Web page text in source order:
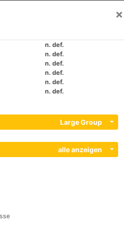
×
n. def.
n. def.
n. def.
n. def.
n. def.
n. def.
Large Group
alle anzeigen
CAD. 1302 SOK. NO: 12,